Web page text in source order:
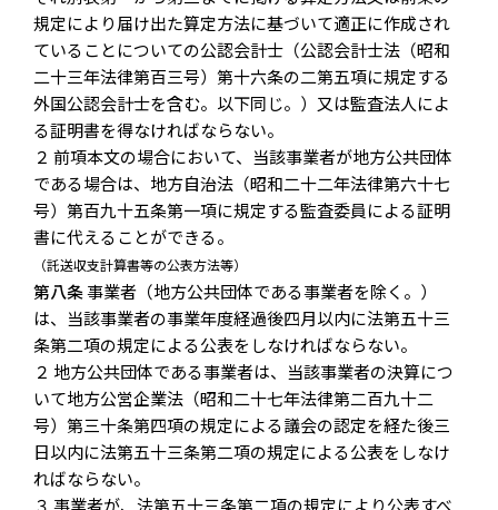
規定により届け出た算定方法に基づいて適正に作成され
ていることについての公認会計士（公認会計士法（昭和
二十三年法律第百三号）第十六条の二第五項に規定する
外国公認会計士を含む。以下同じ。）又は監査法人によ
る証明書を得なければならない。
２ 前項本文の場合において、当該事業者が地方公共団体
である場合は、地方自治法（昭和二十二年法律第六十七
号）第百九十五条第一項に規定する監査委員による証明
書に代えることができる。
（託送収支計算書等の公表方法等）
第八条事業者（地方公共団体である事業者を除く。）
は、当該事業者の事業年度経過後四月以内に法第五十三
条第二項の規定による公表をしなければならない。
２ 地方公共団体である事業者は、当該事業者の決算につ
いて地方公営企業法（昭和二十七年法律第二百九十二
号）第三十条第四項の規定による議会の認定を経た後三
日以内に法第五十三条第二項の規定による公表をしなけ
ればならない。
３ 事業者が、法第五十三条第二項の規定により公表すべ